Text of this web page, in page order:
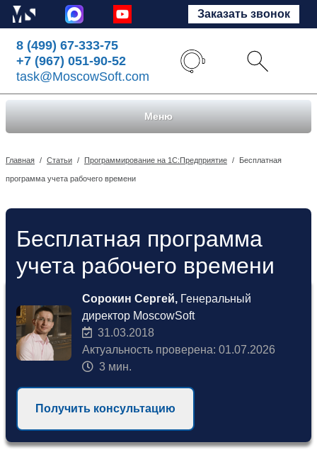
Заказать звонок
8 (499) 67-333-75
+7 (967) 051-90-52
task@MoscowSoft.com
Меню
Главная / Статьи / Программирование на 1С:Предприятие / Бесплатная
программа учета рабочего времени
Бесплатная программа
учета рабочего времени
Сорокин Сергей, Генеральный
директор MoscowSoft
31.03.2018
Актуальность проверена: 01.07.2026
3 мин.
Получить консультацию